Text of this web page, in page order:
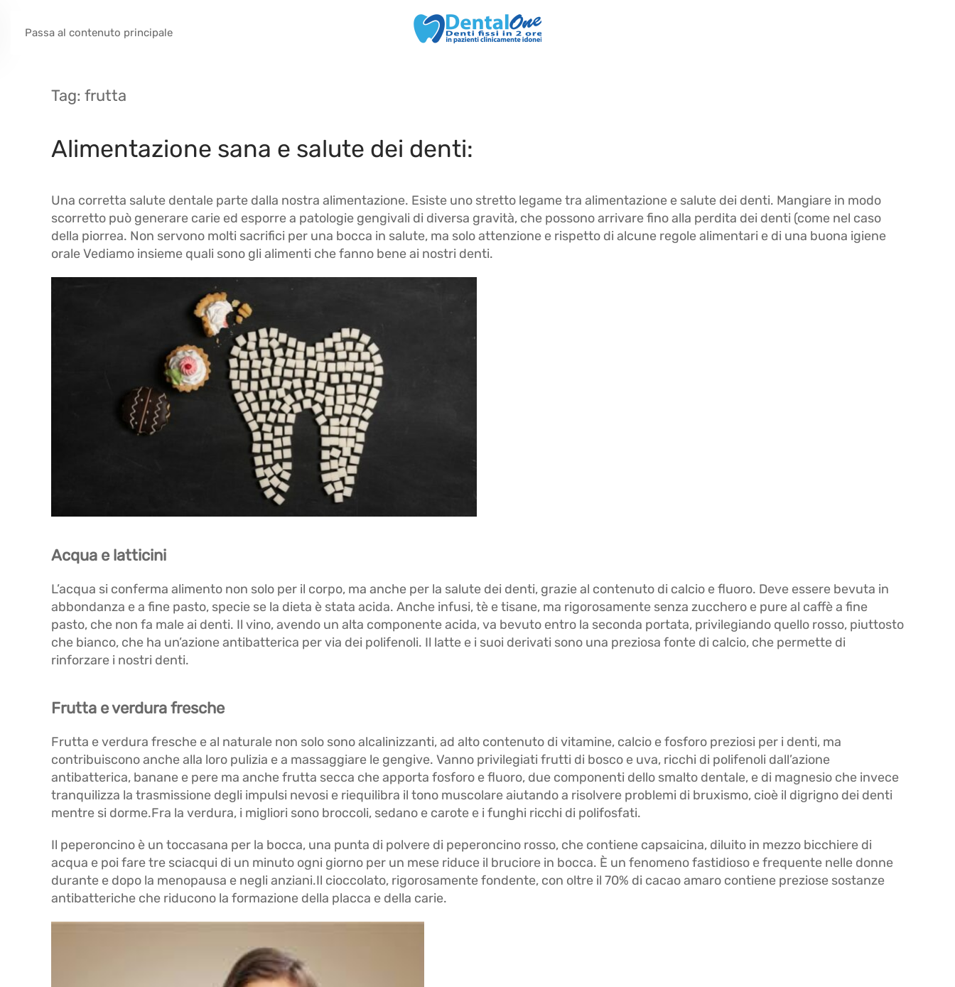
Passa al contenuto principale
Tag: frutta
Alimentazione sana e salute dei denti:
Una corretta salute dentale parte dalla nostra alimentazione. Esiste uno stretto legame tra alimentazione e salute dei denti. Mangiare in modo
scorretto può generare carie ed esporre a patologie gengivali di diversa gravità, che possono arrivare fino alla perdita dei denti (come nel caso
della piorrea. Non servono molti sacrifici per una bocca in salute, ma solo attenzione e rispetto di alcune regole alimentari e di una buona igiene
orale Vediamo insieme quali sono gli alimenti che fanno bene ai nostri denti.
Acqua e latticini
L’acqua si conferma alimento non solo per il corpo, ma anche per la salute dei denti, grazie al contenuto di calcio e fluoro. Deve essere bevuta in
abbondanza e a fine pasto, specie se la dieta è stata acida. Anche infusi, tè e tisane, ma rigorosamente senza zucchero e pure al caffè a fine
pasto, che non fa male ai denti. Il vino, avendo un alta componente acida, va bevuto entro la seconda portata, privilegiando quello rosso, piuttosto
che bianco, che ha un’azione antibatterica per via dei polifenoli. Il latte e i suoi derivati sono una preziosa fonte di calcio, che permette di
rinforzare i nostri denti.
Frutta e verdura fresche
Frutta e verdura fresche e al naturale non solo sono alcalinizzanti, ad alto contenuto di vitamine, calcio e fosforo preziosi per i denti, ma
contribuiscono anche alla loro pulizia e a massaggiare le gengive. Vanno privilegiati frutti di bosco e uva, ricchi di polifenoli dall’azione
antibatterica, banane e pere ma anche frutta secca che apporta fosforo e fluoro, due componenti dello smalto dentale, e di magnesio che invece
tranquilizza la trasmissione degli impulsi nevosi e riequilibra il tono muscolare aiutando a risolvere problemi di bruxismo, cioè il digrigno dei denti
mentre si dorme.Fra la verdura, i migliori sono broccoli, sedano e carote e i funghi ricchi di polifosfati.
Il peperoncino è un toccasana per la bocca, una punta di polvere di peperoncino rosso, che contiene capsaicina, diluito in mezzo bicchiere di
acqua e poi fare tre sciacqui di un minuto ogni giorno per un mese riduce il bruciore in bocca. È un fenomeno fastidioso e frequente nelle donne
durante e dopo la menopausa e negli anziani.Il cioccolato, rigorosamente fondente, con oltre il 70% di cacao amaro contiene preziose sostanze
antibatteriche che riducono la formazione della placca e della carie.